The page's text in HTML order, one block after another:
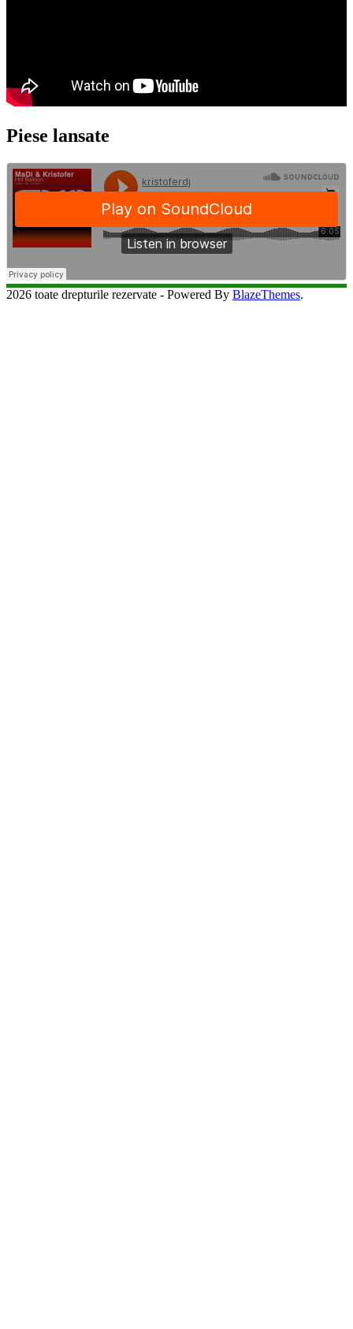
Piese lansate
2026 toate drepturile rezervate - Powered ByBlazeThemes.